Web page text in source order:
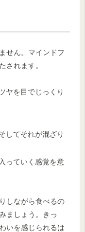
せん。マインドフ
されます。
ヤを目でじっくり
してそれが混ざり
っていく感覚を意
しながら食べるの
ましょう。きっ
いを感じられるは